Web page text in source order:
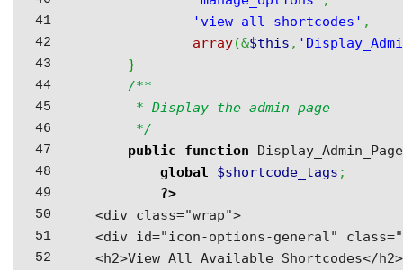
41
42
43
44
45
46
47
48
49
50
51
52
'view-all-shortcodes' ,
array(&$this ,
}
/**
	 */
public
function Display_Admin_Page
global
$shortcode_tags ;
?>
<div class="wrap">
<div id="icon-options-general"
<h2>View All Available Shortcodes</h2>